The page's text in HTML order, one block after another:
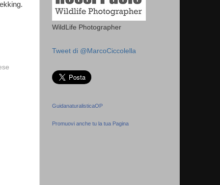
WildLife Photographer
Tweet di @MarcoCiccolella
GuidanaturalisticaOP
Promuovi anche tu la tua Pagina